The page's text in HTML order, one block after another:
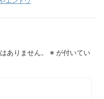
ありません。 ※ が付いてい